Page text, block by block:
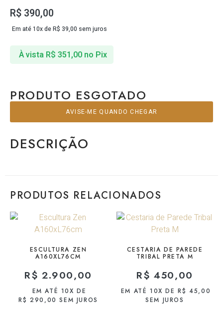
R$ 390,00
Em até 10x deR$ 39,00 sem juros
À vista R$ 351,00 no Pix
PRODUTO ESGOTADO
AVISE-ME QUANDO CHEGAR
DESCRIÇÃO
PRODUTOS RELACIONADOS
ESCULTURA ZEN
A160XL76CM
R$ 2.900,00
EM ATÉ 10X DE
R$ 290,00 SEM JUROS
CESTARIA DE PAREDE
TRIBAL PRETA M
R$ 450,00
EM ATÉ 10X DER$ 45,00
SEM JUROS